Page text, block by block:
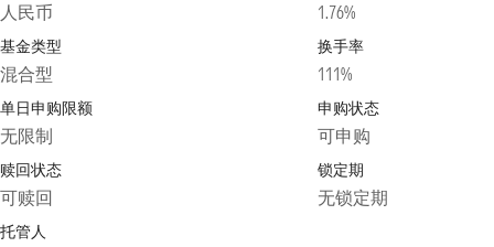
人民币 1.76%
基金类型
混合型
换手率
111%
单日申购限额
无限制
申购状态
可申购
赎回状态
可赎回
锁定期
无锁定期
托管人